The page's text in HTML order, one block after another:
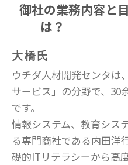
御社の業務内容と
は？
大橋氏
ウチダ人材開発センタは
サービス」の分野で、30
です。
情報システム、教育シス
る専門商社である内田洋
礎的ITリテラシーから高